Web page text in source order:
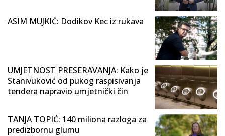
ASIM MUJKIĆ: Dodikov Kec iz rukava
UMJETNOST PRESERAVANJA: Kako je
Stanivuković od pukog raspisivanja
tendera napravio umjetnički čin
TANJA TOPIĆ: 140 miliona razloga za
predizbornu glumu